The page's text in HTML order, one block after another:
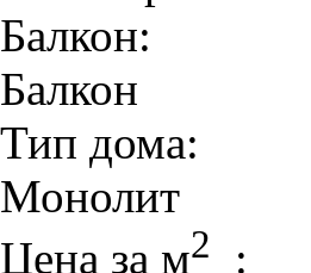
Балкон:
Балкон
Тип дома:
Монолит
Цена за м2
: